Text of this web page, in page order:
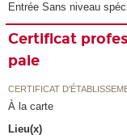
Entrée Sans niveau
Certificat
paie
CERTIFICAT
À la carte
Lieu(x)